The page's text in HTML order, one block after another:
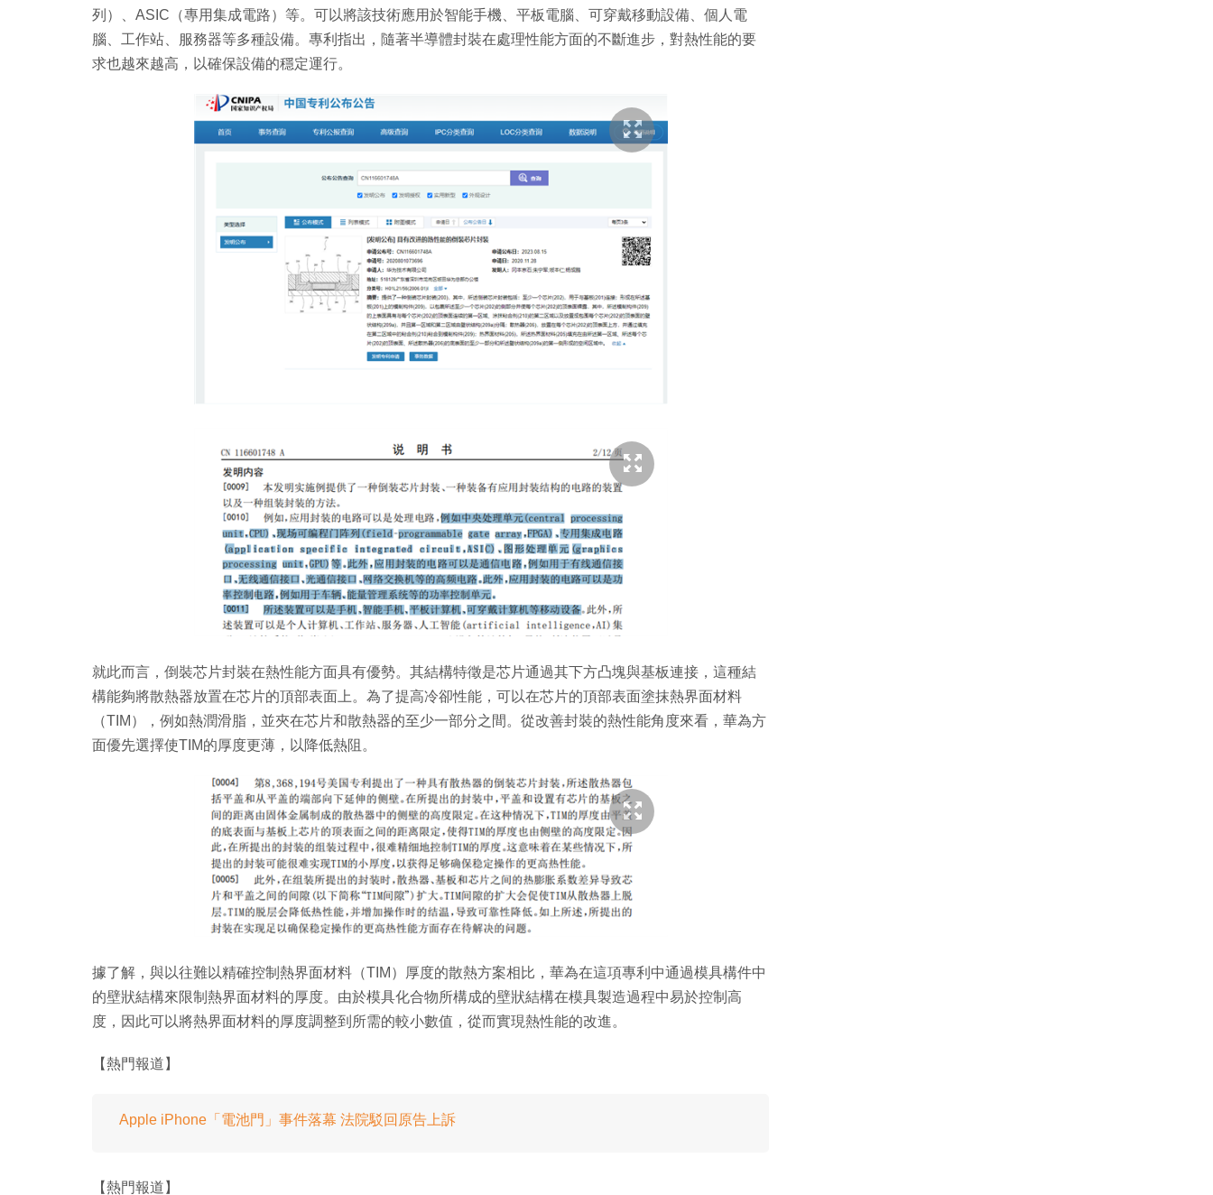
列）、ASIC（專用集成電路）等。可以將該技術應用於智能手機、平板電腦、可穿戴移動設備、個人電
腦、工作站、服務器等多種設備。專利指出，隨著半導體封裝在處理性能方面的不斷進步，對熱性能的要
求也越來越高，以確保設備的穩定運行。
就此而言，倒裝芯片封裝在熱性能方面具有優勢。其結構特徵是芯片通過其下方凸塊與基板連接，這種結
構能夠將散熱器放置在芯片的頂部表面上。為了提高冷卻性能，可以在芯片的頂部表面塗抹熱界面材料
（TIM），例如熱潤滑脂，並夾在芯片和散熱器的至少一部分之間。從改善封裝的熱性能角度來看，華為方
面優先選擇使TIM的厚度更薄，以降低熱阻。
據了解，與以往難以精確控制熱界面材料（TIM）厚度的散熱方案相比，華為在這項專利中通過模具構件中
的壁狀結構來限制熱界面材料的厚度。由於模具化合物所構成的壁狀結構在模具製造過程中易於控制高
度，因此可以將熱界面材料的厚度調整到所需的較小數值，從而實現熱性能的改進。
【熱門報道】
Apple iPhone「電池門」事件落幕 法院駁回原告上訴
【熱門報道】